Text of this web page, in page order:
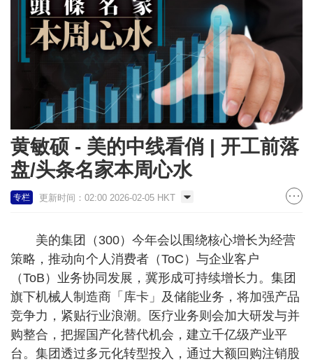
黄敏硕 - 美的中线看俏 | 开工前落
盘/头条名家本周心水
专栏 更新时间：02:00 2026-02-05 HKT
美的集团（300）今年会以围绕核心增长为经营
策略，推动向个人消费者（ToC）与企业客户
（ToB）业务协同发展，冀形成可持续增长力。集团
旗下机械人制造商「库卡」及储能业务，将加强产品
竞争力，紧贴行业浪潮。医疗业务则会加大研发与并
购整合，把握国产化替代机会，建立千亿级产业平
台。集团透过多元化转型投入，通过大额回购注销股